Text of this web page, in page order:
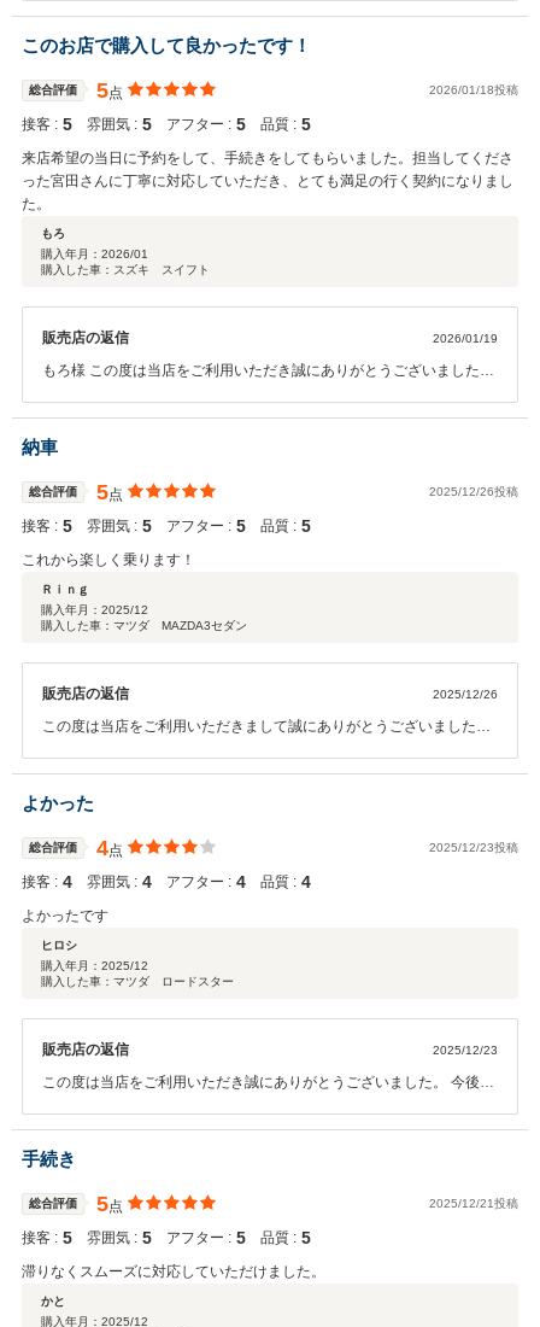
このお店で購入して良かったです！
総合評価 5点 2026/01/18投稿
接客 : 5 雰囲気 : 5 アフター : 5 品質 : 5
来店希望の当日に予約をして、手続きをしてもらいました。担当してくださ
った宮田さんに丁寧に対応していただき、とても満足の行く契約になりまし
た。
もろ
購入年月： 2026/01
購入した車：スズキ スイフト
販売店の返信 2026/01/19
もろ様 この度は当店をご利用いただき誠にありがとうございました。
納車
総合評価 5点 2025/12/26投稿
接客 : 5 雰囲気 : 5 アフター : 5 品質 : 5
これから楽しく乗ります！
Ｒｉｎｇ
購入年月： 2025/12
購入した車：マツダ MAZDA3セダン
販売店の返信 2025/12/26
この度は当店をご利用いただきまして誠にありがとうございました。
よかった
総合評価 4点 2025/12/23投稿
接客 : 4 雰囲気 : 4 アフター : 4 品質 : 4
よかったです
ヒロシ
購入年月： 2025/12
購入した車：マツダ ロードスター
販売店の返信 2025/12/23
この度は当店をご利用いただき誠にありがとうございました。 今後と
手続き
総合評価 5点 2025/12/21投稿
接客 : 5 雰囲気 : 5 アフター : 5 品質 : 5
滞りなくスムーズに対応していただけました。
かと
購入年月： 2025/12